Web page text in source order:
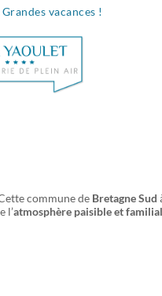
vacances !
commune de Bretagne Sud
l’atmosphère paisible et